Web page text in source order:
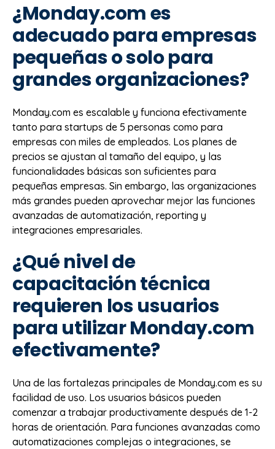
¿Monday.com es
adecuado para empresas
pequeñas o solo para
grandes organizaciones?
Monday.com es escalable y funciona efectivamente
tanto para startups de 5 personas como para
empresas con miles de empleados. Los planes de
precios se ajustan al tamaño del equipo, y las
funcionalidades básicas son suficientes para
pequeñas empresas. Sin embargo, las organizaciones
más grandes pueden aprovechar mejor las funciones
avanzadas de automatización, reporting y
integraciones empresariales.
¿Qué nivel de
capacitación técnica
requieren los usuarios
para utilizar Monday.com
efectivamente?
Una de las fortalezas principales de Monday.com es su
facilidad de uso. Los usuarios básicos pueden
comenzar a trabajar productivamente después de 1-2
horas de orientación. Para funciones avanzadas como
automatizaciones complejas o integraciones, se